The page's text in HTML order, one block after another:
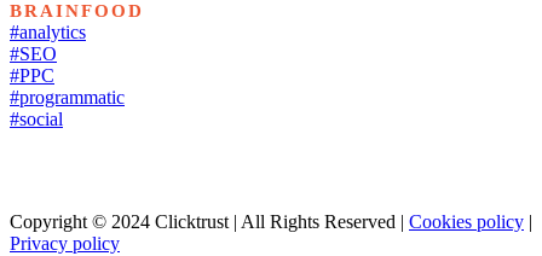
BRAINFOOD
#analytics
#SEO
#PPC
#programmatic
#social
Copyright © 2024 Clicktrust | All Rights Reserved | Cookies policy |
Privacy policy